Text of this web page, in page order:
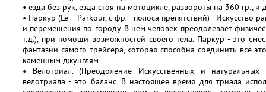
• езда без рук, езда стоя на мотоцикле, развороты на 360 гр., и
• Паркур (Le – Parkour, с фр. - полоса препятствий) - Искусство
и перемещения по городу. В нем человек преодолевает
т.д.), при помощи возможностей своего тела. Паркур - это
фантазии самого трейсера, которая способна соединить все
каменным джунглям.
• Велотриал. (Преодоление Искусственных и натуральных
велотриала - это баланс. В настоящее время для триала